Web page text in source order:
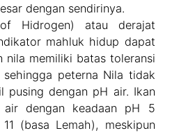
dengan sendirinya.
Hidrogen) atau derajat
mahluk hidup dapat
nila memiliki batas toleransi
peterna Nila tidak
pusing dengan pH air. Ikan
dengan keadaan pH 5
(basa Lemah), meskipun